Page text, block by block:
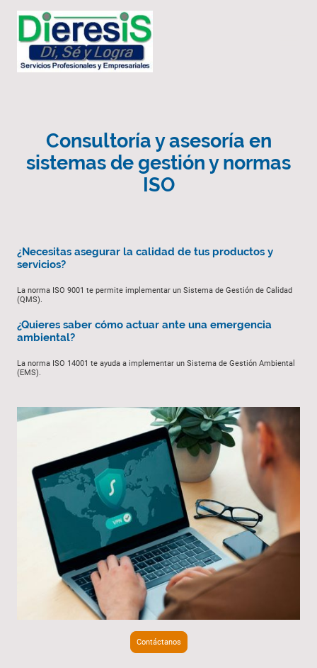
Consultoría y asesoría en
sistemas de gestión y normas
ISO
¿Necesitas asegurar la calidad de tus productos y
servicios?
La norma ISO 9001 te permite implementar un Sistema de Gestión de Calidad
(QMS).
¿Quieres saber cómo actuar ante una emergencia
ambiental?
La norma ISO 14001 te ayuda a implementar un Sistema de Gestión Ambiental
(EMS).
Contáctanos